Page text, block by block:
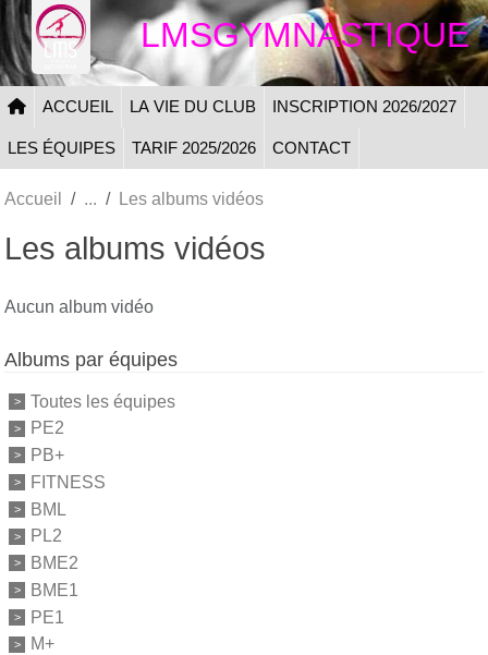
LMSGYMNASTIQUE
ACCUEIL LA VIE DU CLUB INSCRIPTION 2026/2027
LES ÉQUIPES TARIF 2025/2026 CONTACT
Accueil Les albums vidéos
Les albums vidéos
Aucun album vidéo
Albums par équipes
Toutes les équipes
PE2
PB+
FITNESS
BML
PL2
BME2
BME1
PE1
M+
Panneau de gestion des cookies